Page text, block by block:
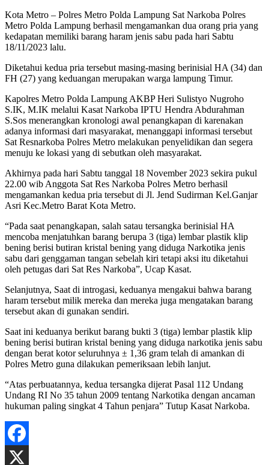
Kota Metro – Polres Metro Polda Lampung Sat Narkoba Polres
Metro Polda Lampung berhasil mengamankan dua orang pria yang
kedapatan memiliki barang haram jenis sabu pada hari Sabtu
18/11/2023 lalu.
Diketahui kedua pria tersebut masing-masing berinisial HA (34) dan
FH (27) yang keduangan merupakan warga lampung Timur.
Kapolres Metro Polda Lampung AKBP Heri Sulistyo Nugroho
S.IK, M.IK melalui Kasat Narkoba IPTU Hendra Abdurahman
S.Sos menerangkan kronologi awal penangkapan di karenakan
adanya informasi dari masyarakat, menanggapi informasi tersebut
Sat Resnarkoba Polres Metro melakukan penyelidikan dan segera
menuju ke lokasi yang di sebutkan oleh masyarakat.
Akhirnya pada hari Sabtu tanggal 18 November 2023 sekira pukul
22.00 wib Anggota Sat Res Narkoba Polres Metro berhasil
mengamankan kedua pria tersebut di Jl. Jend Sudirman Kel.Ganjar
Asri Kec.Metro Barat Kota Metro.
“Pada saat penangkapan, salah satau tersangka berinisial HA
mencoba menjatuhkan barang berupa 3 (tiga) lembar plastik klip
bening berisi butiran kristal bening yang diduga Narkotika jenis
sabu dari genggaman tangan sebelah kiri tetapi aksi itu diketahui
oleh petugas dari Sat Res Narkoba”, Ucap Kasat.
Selanjutnya, Saat di introgasi, keduanya mengakui bahwa barang
haram tersebut milik mereka dan mereka juga mengatakan barang
tersebut akan di gunakan sendiri.
Saat ini keduanya berikut barang bukti 3 (tiga) lembar plastik klip
bening berisi butiran kristal bening yang diduga narkotika jenis sabu
dengan berat kotor seluruhnya ± 1,36 gram telah di amankan di
Polres Metro guna dilakukan pemeriksaan lebih lanjut.
“Atas perbuatannya, kedua tersangka dijerat Pasal 112 Undang
Undang RI No 35 tahun 2009 tentang Narkotika dengan ancaman
hukuman paling singkat 4 Tahun penjara” Tutup Kasat Narkoba.